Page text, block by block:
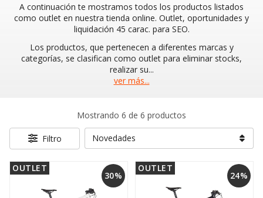
A continuación te mostramos todos los productos listados
como outlet en nuestra tienda online. Outlet, oportunidades y
liquidación 45 carac. para SEO.
Los productos, que pertenecen a diferentes marcas y
categorías, se clasifican como outlet para eliminar stocks,
realizar su...
ver más...
Mostrando 6 de 6 productos
Filtro
30%
OUTLET
24%
OUTLET